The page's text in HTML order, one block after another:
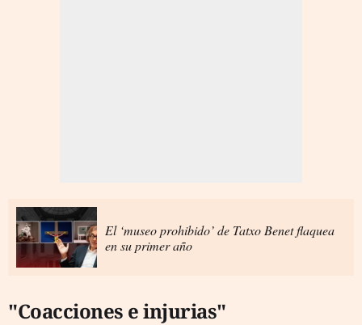
El ‘museo prohibido’ de Tatxo Benet flaquea
en su primer año
"Coacciones e injurias"